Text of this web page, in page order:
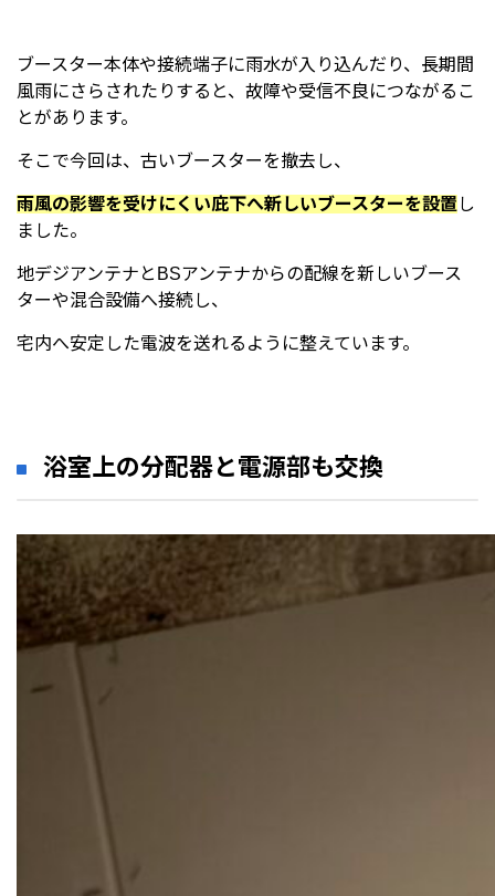
ブースター本体や接続端子に雨水が入り込んだり、長期間
風雨にさらされたりすると、故障や受信不良につながるこ
とがあります。
そこで今回は、古いブースターを撤去し、
雨風の影響を受けにくい庇下へ新しいブースターを設置 し
ました。
地デジアンテナとBSアンテナからの配線を新しいブース
ターや混合設備へ接続し、
宅内へ安定した電波を送れるように整えています。
浴室上の分配器と電源部も交換